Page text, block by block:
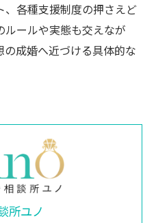
各種支援制度の押さえど
ルールや実態も交えなが
成婚へ近づける具体的な
所ユノ